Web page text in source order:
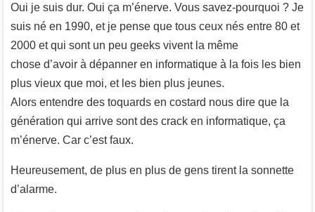
Oui je suis dur. Oui ça m’énerve. Vous savez-pourquoi ? Je
suis né en 1990, et je pense que tous ceux nés entre 80 et
2000 et qui sont un peu geeks vivent la même
chose d’avoir à dépanner en informatique à la fois les bien
plus vieux que moi, et les bien plus jeunes.
Alors entendre des toquards en costard nous dire que la
génération qui arrive sont des crack en informatique, ça
m’énerve. Car c’est faux.
Heureusement, de plus en plus de gens tirent la sonnette
d’alarme.